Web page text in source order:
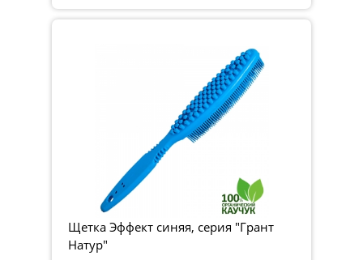
Щетка Эффект синяя, серия "Грант
Натур"